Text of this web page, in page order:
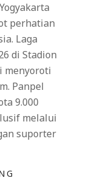
perhatian
Laga
di Stadion
menyoroti
Panpel
9.000
melalui
suporter